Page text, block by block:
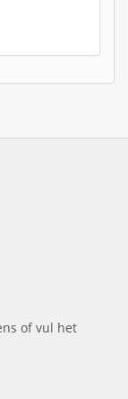
of vul het